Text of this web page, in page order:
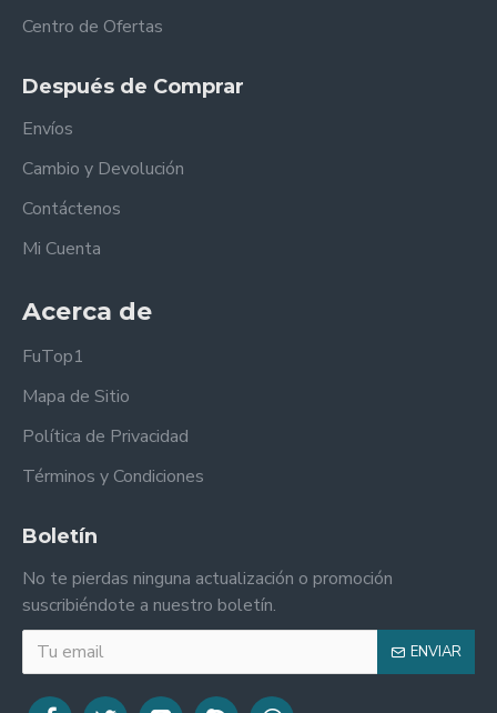
Centro de Ofertas
Después de Comprar
Envíos
Cambio y Devolución
Contáctenos
Mi Cuenta
Acerca de
FuTop1
Mapa de Sitio
Política de Privacidad
Términos y Condiciones
Boletín
No te pierdas ninguna actualización o promoción
suscribiéndote a nuestro boletín.
ENVIAR